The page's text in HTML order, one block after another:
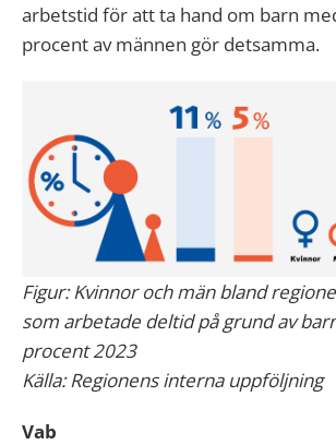
arbetstid för att ta hand om barn
procent av männen gör detsamma.
Figur: Kvinnor och män bland
som arbetade deltid på grund av
procent 2023
Källa: Regionens interna uppföljning
Vab